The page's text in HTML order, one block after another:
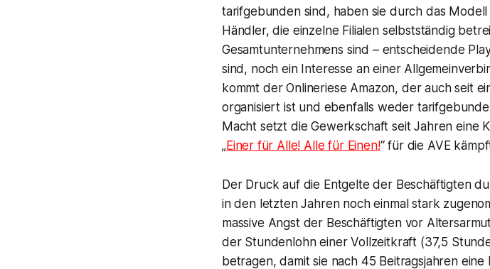
tarifgebunden sind, haben sie durch das
Händler, die einzelne Filialen selbstständig
Gesamtunternehmens sind – entscheidende
sind, noch ein Interesse an einer
kommt der Onlineriese Amazon, der auch seit
organisiert ist und ebenfalls weder
Macht setzt die Gewerkschaft seit Jahren eine
„Einer für Alle! Alle für Einen!“ für die AVE
Der Druck auf die Entgelte der Beschäftigten
in den letzten Jahren noch einmal stark
massive Angst der Beschäftigten vor
der Stundenlohn einer Vollzeitkraft (37,5
betragen, damit sie nach 45 Beitragsjahren